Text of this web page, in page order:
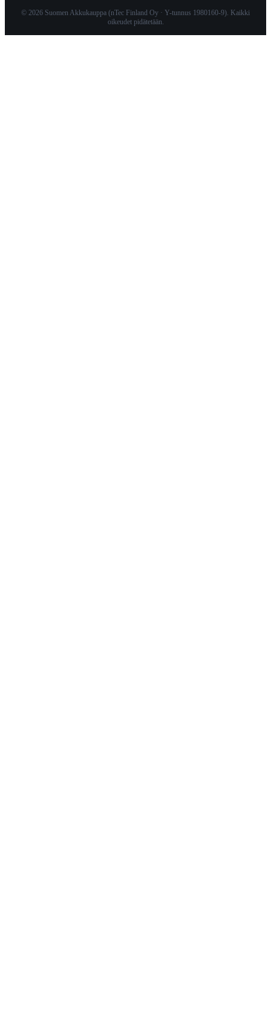
© 2026 Suomen Akkukauppa (nTec Finland Oy · Y-tunnus 1980160-9). Kaikki
oikeudet pidätetään.